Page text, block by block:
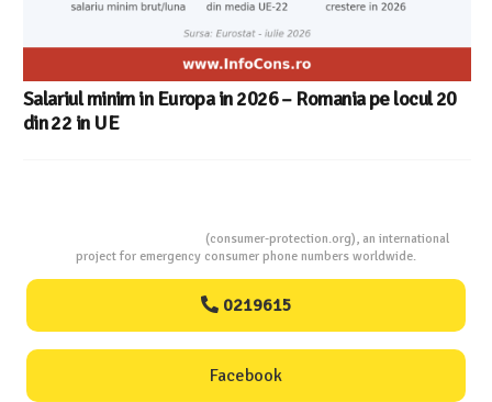
(consumer-protection.org), an international
project for emergency consumer phone numbers worldwide.
0219615
Facebook